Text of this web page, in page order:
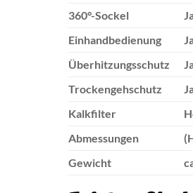
360°-Sockel
Einhandbedienung
Überhitzungsschutz
Trockengehschutz
Kalkfilter
Abmessungen
Gewicht